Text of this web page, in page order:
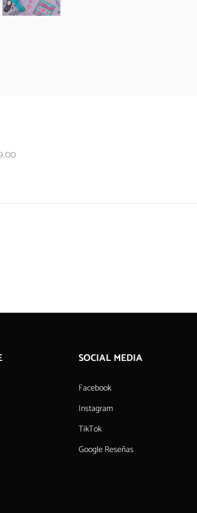
SOCIAL MEDIA
Facebook
Instagram
TikTok
Google Reseñas